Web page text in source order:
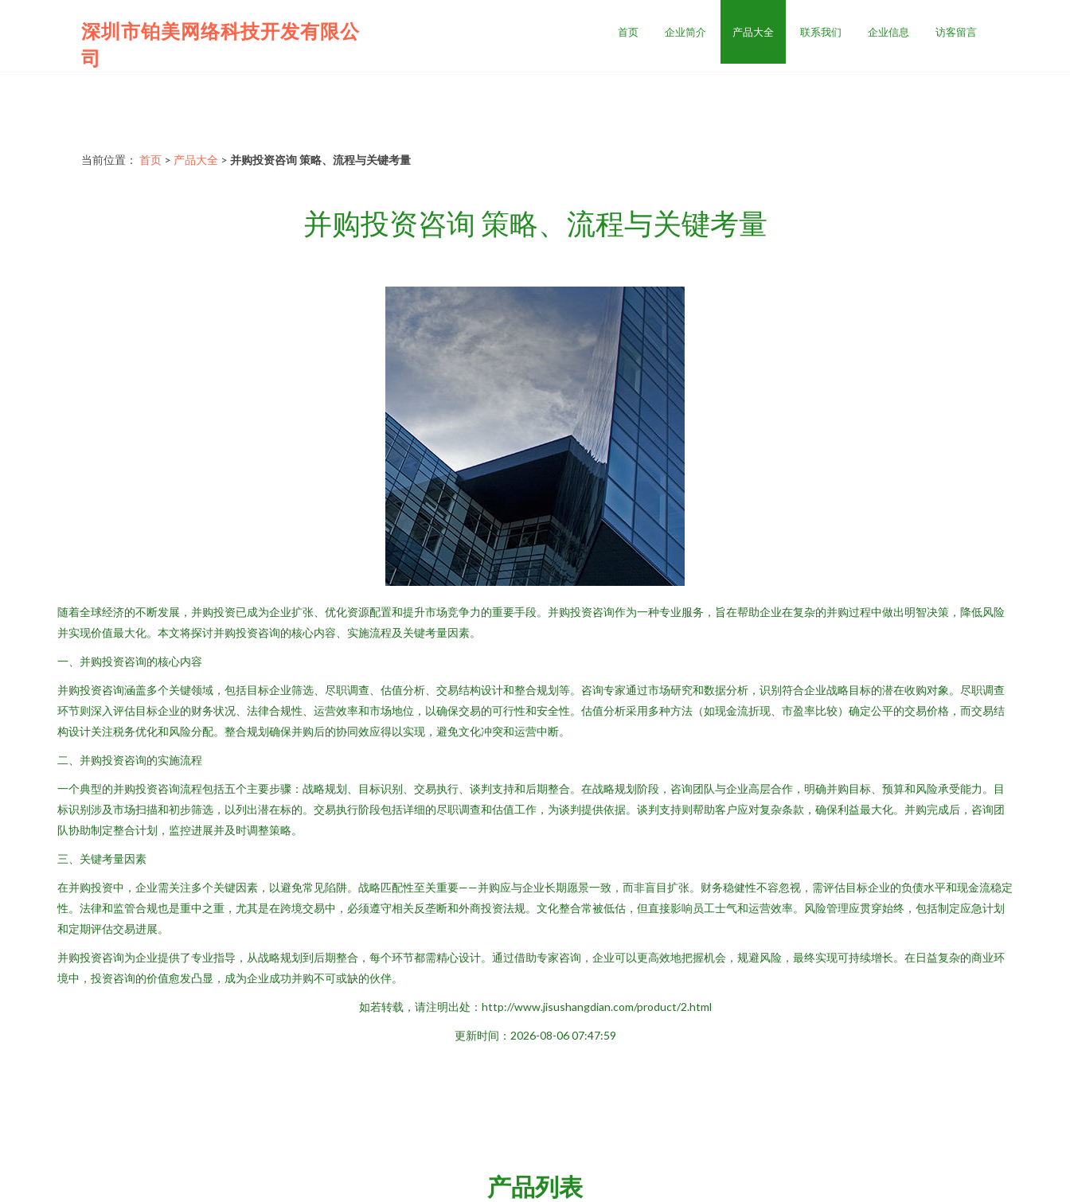
深圳市铂美网络科技开发有限公
司
首页 企业简介 产品大全 联系我们 企业信息 访客留言
当前位置： 首页 > 产品大全 > 并购投资咨询 策略、流程与关键考量
并购投资咨询 策略、流程与关键考量
随着全球经济的不断发展，并购投资已成为企业扩张、优化资源配置和提升市场竞争力的重要手段。并购投资咨询作为一种专业服务，旨在帮助企业在复杂的并购过程中做出明智决策，降低风险
并实现价值最大化。本文将探讨并购投资咨询的核心内容、实施流程及关键考量因素。
一、并购投资咨询的核心内容
并购投资咨询涵盖多个关键领域，包括目标企业筛选、尽职调查、估值分析、交易结构设计和整合规划等。咨询专家通过市场研究和数据分析，识别符合企业战略目标的潜在收购对象。尽职调查
环节则深入评估目标企业的财务状况、法律合规性、运营效率和市场地位，以确保交易的可行性和安全性。估值分析采用多种方法（如现金流折现、市盈率比较）确定公平的交易价格，而交易结
构设计关注税务优化和风险分配。整合规划确保并购后的协同效应得以实现，避免文化冲突和运营中断。
二、并购投资咨询的实施流程
一个典型的并购投资咨询流程包括五个主要步骤：战略规划、目标识别、交易执行、谈判支持和后期整合。在战略规划阶段，咨询团队与企业高层合作，明确并购目标、预算和风险承受能力。目
标识别涉及市场扫描和初步筛选，以列出潜在标的。交易执行阶段包括详细的尽职调查和估值工作，为谈判提供依据。谈判支持则帮助客户应对复杂条款，确保利益最大化。并购完成后，咨询团
队协助制定整合计划，监控进展并及时调整策略。
三、关键考量因素
在并购投资中，企业需关注多个关键因素，以避免常见陷阱。战略匹配性至关重要——并购应与企业长期愿景一致，而非盲目扩张。财务稳健性不容忽视，需评估目标企业的负债水平和现金流稳定
性。法律和监管合规也是重中之重，尤其是在跨境交易中，必须遵守相关反垄断和外商投资法规。文化整合常被低估，但直接影响员工士气和运营效率。风险管理应贯穿始终，包括制定应急计划
和定期评估交易进展。
并购投资咨询为企业提供了专业指导，从战略规划到后期整合，每个环节都需精心设计。通过借助专家咨询，企业可以更高效地把握机会，规避风险，最终实现可持续增长。在日益复杂的商业环
境中，投资咨询的价值愈发凸显，成为企业成功并购不可或缺的伙伴。
如若转载，请注明出处：http://www.jisushangdian.com/product/2.html
更新时间：2026-08-06 07:47:59
产品列表